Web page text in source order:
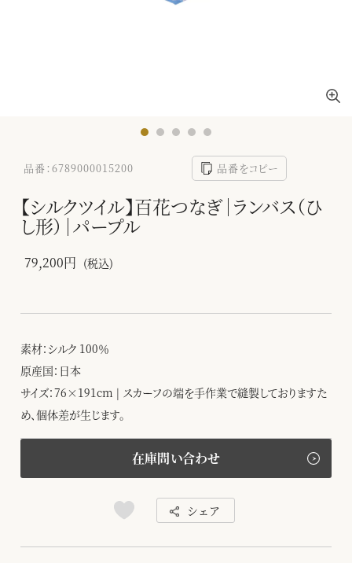
品番：6789000015200 品番をコピー
【シルクツイル】百花つなぎ｜ランバス（ひ
し形）｜パープル
79,200円 (税込)
素材：シルク 100％
原産国：日本
サイズ：76×191cm | スカーフの端を手作業で縫製しておりますた
め、個体差が生じます。
在庫問い合わせ
シェア